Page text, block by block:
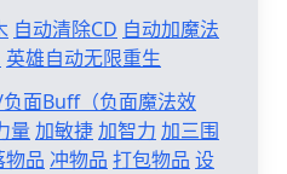
自动清除CD 自动加魔法
英雄自动无限重生
面Buff（负面魔法效
量 加敏捷加智力 加三围
物品 冲物品 打包物品 设